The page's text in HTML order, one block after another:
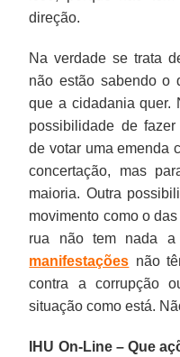
direção.
Na verdade se trata
não estão sabendo o
que a cidadania quer.
possibilidade de
de votar uma emenda
concertação, mas
maioria. Outra
movimento como o das
rua não tem nada
manifestações não
contra a corrupção
situação como está.
IHU On-Line – Que